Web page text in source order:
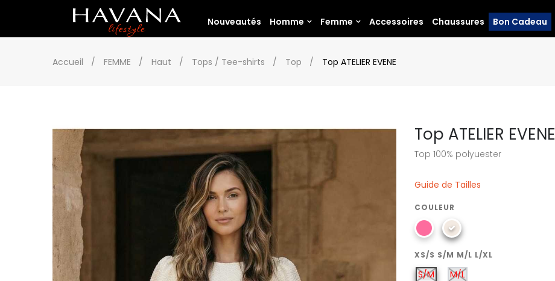
Nouveautés Homme Femme Accessoires Chaussures Bon Cadeau
Accueil FEMME Haut Tops / Tee-shirts Top Top ATELIER EVENE
Top ATELIER EVENE
Top 100% polyuester
Guide de Tailles
COULEUR
XS/S S/M M/L L/XL
S/M M/L